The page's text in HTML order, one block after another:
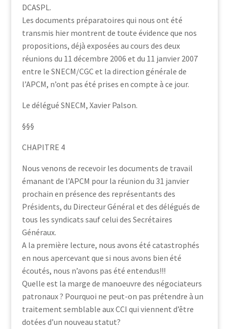
DCASPL.
Les documents préparatoires qui nous ont été
transmis hier montrent de toute évidence que nos
propositions, déjà exposées au cours des deux
réunions du 11 décembre 2006 et du 11 janvier 2007
entre le SNECM/CGC et la direction générale de
l’APCM, n’ont pas été prises en compte à ce jour.
Le délégué SNECM, Xavier Palson.
§§§
CHAPITRE 4
Nous venons de recevoir les documents de travail
émanant de l’APCM pour la réunion du 31 janvier
prochain en présence des représentants des
Présidents, du Directeur Général et des délégués de
tous les syndicats sauf celui des Secrétaires
Généraux.
A la première lecture, nous avons été catastrophés
en nous apercevant que si nous avons bien été
écoutés, nous n’avons pas été entendus!!!
Quelle est la marge de manoeuvre des négociateurs
patronaux ? Pourquoi ne peut-on pas prétendre à un
traitement semblable aux CCI qui viennent d’être
dotées d’un nouveau statut?